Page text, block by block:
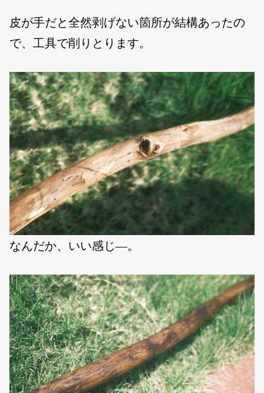
皮が手だと全然剥げない箇所が結構あったの
で、工具で削りとります。
なんだか、いい感じ―。